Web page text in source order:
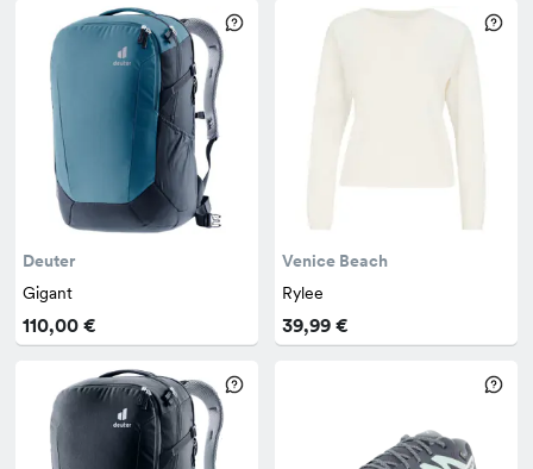
Deuter
Gigant
110,00 €
Venice Beach
Rylee
39,99 €